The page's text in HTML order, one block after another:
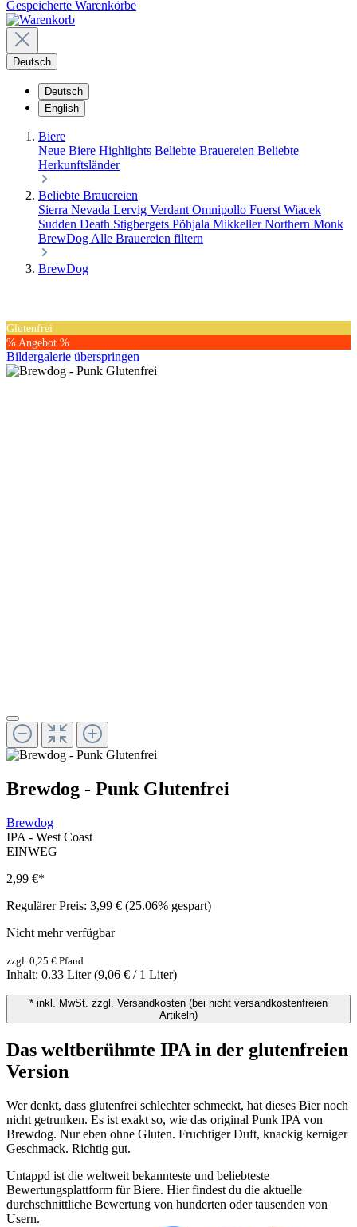
Gespeicherte Warenkörbe
Deutsch
Deutsch
English
Biere
Neue Biere Highlights Beliebte Brauereien Beliebte
Herkunftsländer
Beliebte Brauereien
Sierra Nevada Lervig Verdant Omnipollo Fuerst Wiacek
Sudden Death Stigbergets Põhjala MikkellerNorthern Monk
BrewDog Alle Brauereien filtern
BrewDog
Glutenfrei
% Angebot %
Bildergalerie überspringen
Brewdog - Punk Glutenfrei
Brewdog
IPA - West Coast
EINWEG
2,99 €*
Regulärer Preis: 3,99 € (25.06% gespart)
Nicht mehr verfügbar
zzgl. 0,25 € Pfand
Inhalt: 0.33 Liter(9,06 € / 1 Liter)
* inkl. MwSt. zzgl. Versandkosten (bei nicht versandkostenfreien
Artikeln)
Das weltberühmte IPA in der glutenfreien
Version
Wer denkt, dass glutenfrei schlechter schmeckt, hat dieses Bier noch
nicht getrunken. Es ist exakt so, wie das original Punk IPA von
Brewdog. Nur eben ohne Gluten. Fruchtiger Duft, knackig kerniger
Geschmack. Richtig gut.
Untappd ist die weltweit bekannteste und beliebteste
Bewertungsplattform für Biere. Hier findest du die aktuelle
durchschnittliche Bewertung von hunderten oder tausenden von
Usern.